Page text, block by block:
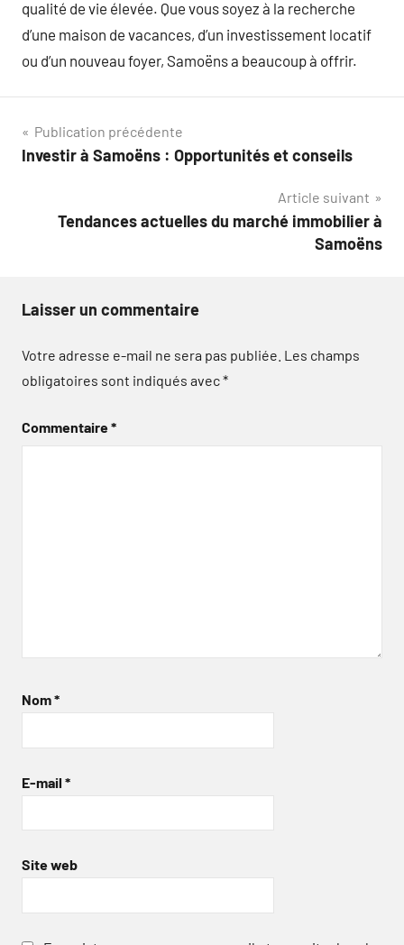
qualité de vie élevée. Que vous soyez à la recherche
d’une maison de vacances, d’un investissement locatif
ou d’un nouveau foyer, Samoëns a beaucoup à offrir.
Navigation
de
Publication précédente
Investir à Samoëns : Opportunités et conseils
Article suivant
Tendances actuelles du marché immobilier à
Samoëns
Laisser un commentaire
Votre adresse e-mail ne sera pas publiée. Les champs
obligatoires sont indiqués avec*
Commentaire*
Nom*
E-mail *
Site web